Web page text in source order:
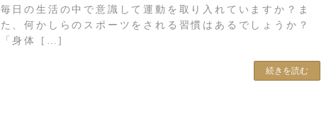
毎日の生活の中で意識して運動を取り入れていますか？ま
た、何かしらのスポーツをされる習慣はあるでしょうか？
「身体 […]
続きを読む